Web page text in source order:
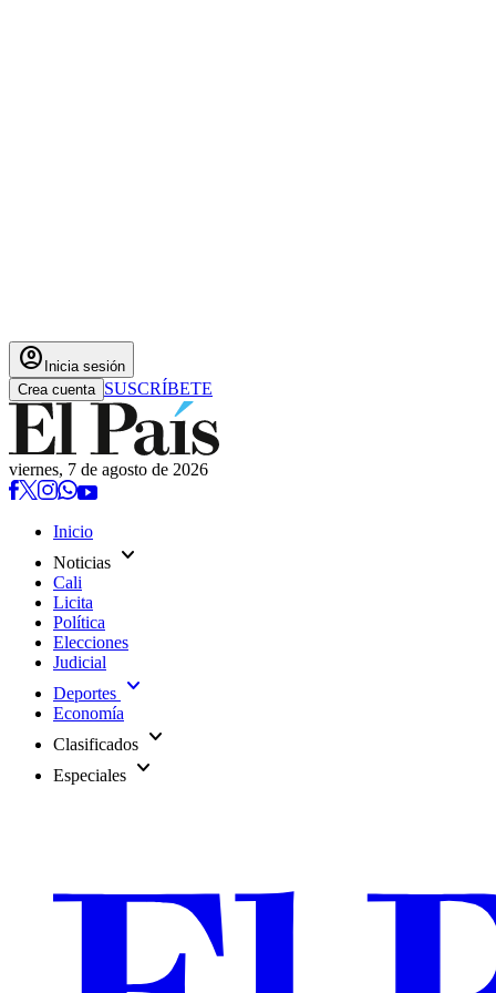
account_circle Inicia sesión
Crea cuenta SUSCRÍBETE
viernes, 7 de agosto de 2026
Inicio
Noticias expand_more
Cali
Licita
Política
Elecciones
Judicial
Deportes expand_more
Economía
Clasificados expand_more
Especiales expand_more